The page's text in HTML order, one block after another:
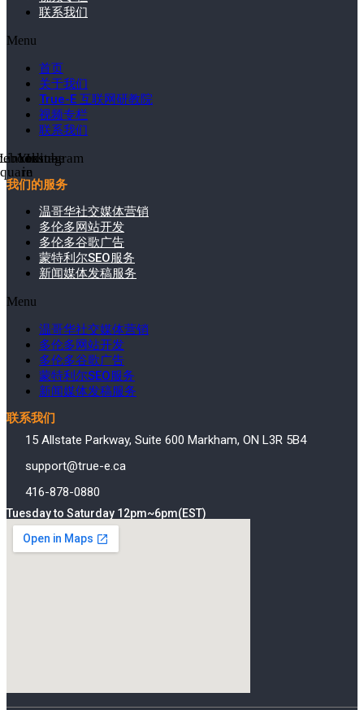
联系我们
Menu
首页
关于我们
True-E 互联网研教院
视频专栏
联系我们
in
Youtube
Instagram
我们的服务
温哥华社交媒体营销
多伦多网站开发
多伦多谷歌广告
蒙特利尔SEO服务
新闻媒体发稿服务
Menu
温哥华社交媒体营销
多伦多网站开发
多伦多谷歌广告
蒙特利尔SEO服务
新闻媒体发稿服务
联系我们
15 Allstate Parkway, Suite 600 Markham, ON L3R 5B4
support@true-e.ca
416-878-0880
Tuesday to Saturday 12pm~6pm(EST)